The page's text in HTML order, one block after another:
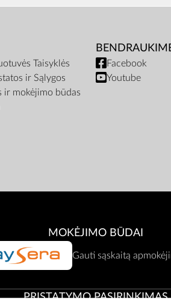
Taisyklės
ir Sąlygos
ir mokėjimo būdas
Facebook
Youtube
MOKĖJIMO BŪDAI
Gauti sąskaitą
PRISTATYMO PASIRINKIMAS